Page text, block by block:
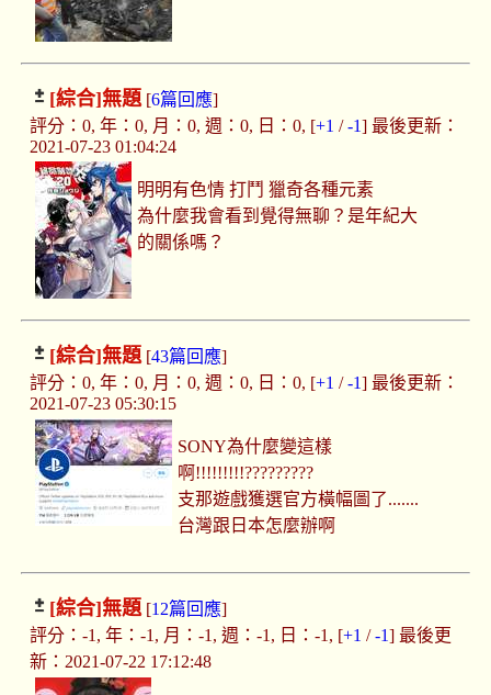
[綜合]無題[6篇回應]
評分：0, 年：0, 月：0, 週：0, 日：0, [+1 /-1] 最後更新：
2021-07-23 01:04:24
明明有色情 打鬥 獵奇各種元素
為什麼我會看到覺得無聊？是年紀大
的關係嗎？
[綜合]無題[43篇回應]
評分：0, 年：0, 月：0, 週：0, 日：0, [+1 /-1] 最後更新：
2021-07-23 05:30:15
SONY為什麼變這樣
啊!!!!!!!!!?????????
支那遊戲獲選官方橫幅圖了.......
台灣跟日本怎麼辦啊
[綜合]無題[12篇回應]
評分：-1, 年：-1, 月：-1, 週：-1, 日：-1, [+1 /-1] 最後更
新：2021-07-22 17:12:48